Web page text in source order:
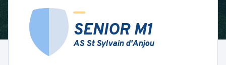
SENIOR M1
AS St Sylvain d'Anjou